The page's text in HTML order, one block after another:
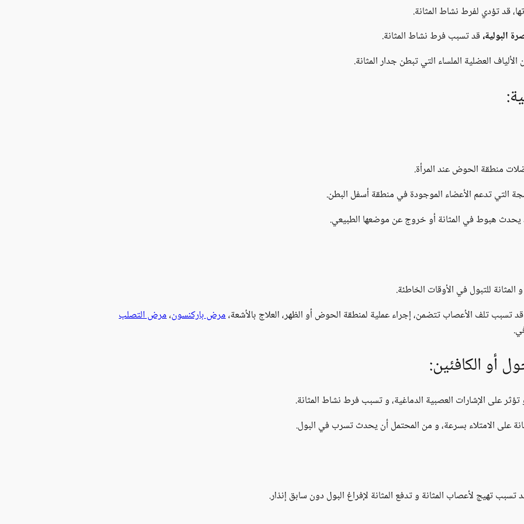
قد تؤدي لفرط نشاط المثانة.
البولية،قد تسبب فرط نشاط المثانة.
العضلية الملساء التي تبطن جدار المثانة.
منطقة الحوض عند المرأة.
التي تدعم الأعضاء الموجودة في منطقة أسفل البطن.
هبوط في المثانة أو خروج عن موضعها الطبيعي.
للتبول في الأوقات الخاطئة.
تسبب تلف الأعصاب تتضمن، إجراء عملية لمنطقة الحوض أو الظهر، العلاج بالأشعة،مرض باركنسون،مرض التصلب
أو الكافئين:
على الإشارات العصبية الدماغية، و تسبب فرط نشاط المثانة.
على الامتلاء بسرعة، و من المحتمل أن يحدث تسرب في البول.
تسبب تهيج لأعصاب المثانة و تدفع المثانة لإفراغ البول دون سابق إنذار.